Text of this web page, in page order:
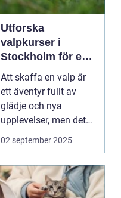
Utforska
valpkurser i
Stockholm för en
lycklig och
välanpassad valp
Att skaffa en valp är
ett äventyr fullt av
glädje och nya
upplevelser, men det
st&aum...
02 september 2025